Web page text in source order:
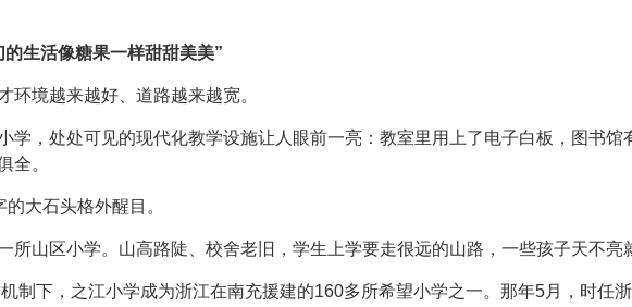
生活像糖果一样甜甜美美”
环境越来越好、道路越来越宽。
学，处处可见的现代化教学设施让人眼前一亮：教室里用上了电子白板，图书馆
全。
大石头格外醒目。
所山区小学。山高路陡、校舍老旧，学生上学要走很远的山路，一些孩子天不亮
制下，之江小学成为浙江在南充援建的160多所希望小学之一。那年5月，时任